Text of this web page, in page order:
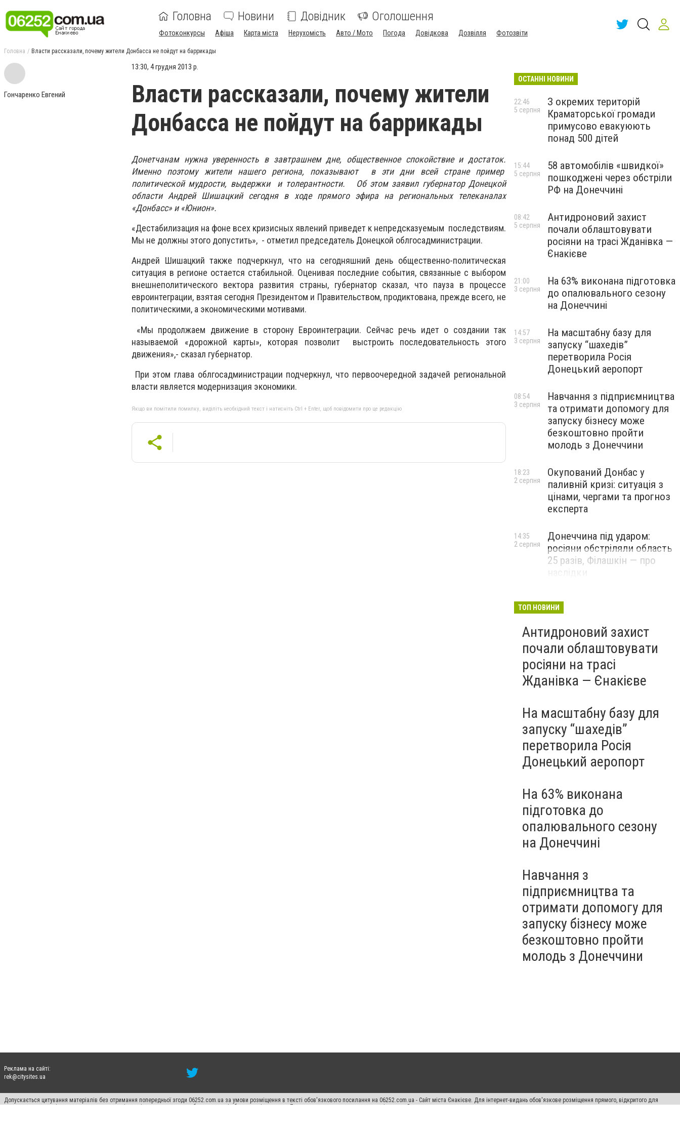
Головна Новини Довідник Оголошення
Фотоконкурсы Афіша Карта міста Нерухомість Авто / Мото Погода Довідкова Дозвілля Фотозвіти
Головна Власти рассказали, почему жители Донбасса не пойдут на баррикады
Гончаренко Евгений
13:30, 4 грудня 2013 р.
Власти рассказали, почему жители
Донбасса не пойдут на баррикады
Донетчанам нужна уверенность в завтрашнем дне, общественное спокойствие и достаток.
Именно поэтому жители нашего региона, показывают в эти дни всей стране пример
политической мудрости, выдержки и толерантности. Об этом заявил губернатор Донецкой
области Андрей Шишацкий сегодня в ходе прямого эфира на региональных телеканалах
«Донбасс» и «Юнион».
«Дестабилизация на фоне всех кризисных явлений приведет к непредсказуемым последствиям.
Мы не должны этого допустить», - отметил председатель Донецкой облгосадминистрации.
Андрей Шишацкий также подчеркнул, что на сегодняшний день общественно-политическая
ситуация в регионе остается стабильной. Оценивая последние события, связанные с выбором
внешнеполитического вектора развития страны, губернатор сказал, что пауза в процессе
евроинтеграции, взятая сегодня Президентом и Правительством, продиктована, прежде всего, не
политическими, а экономическими мотивами.
«Мы продолжаем движение в сторону Евроинтеграции. Сейчас речь идет о создании так
называемой «дорожной карты», которая позволит выстроить последовательность этого
движения»,- сказал губернатор.
При этом глава облгосадминистрации подчеркнул, что первоочередной задачей региональной
власти является модернизация экономики.
Якщо ви помітили помилку, виділіть необхідний текст і натисніть Ctrl + Enter, щоб повідомити про це редакцію
ОСТАННІ НОВИНИ
З окремих територій
Краматорської громади
примусово евакуюють
понад 500 дітей
22:46
5 серпня
58 автомобілів «швидкої»
пошкоджені через обстріли
РФ на Донеччині
15:44
5 серпня
Антидроновий захист
почали облаштовувати
росіяни на трасі Жданівка —
Єнакієве
08:42
5 серпня
На 63% виконана підготовка
до опалювального сезону
на Донеччині
21:00
3 серпня
На масштабну базу для
запуску “шахедів”
перетворила Росія
Донецький аеропорт
14:57
3 серпня
Навчання з підприємництва
та отримати допомогу для
запуску бізнесу може
безкоштовно пройти
молодь з Донеччини
08:54
3 серпня
Окупований Донбас у
паливній кризі: ситуація з
цінами, чергами та прогноз
експерта
18:23
2 серпня
Донеччина під ударом:
росіяни обстріляли область
25 разів, Філашкін — про
14:35
2 серпня
ТОП НОВИНИ
Антидроновий захист
почали облаштовувати
росіяни на трасі
Жданівка — Єнакієве
На масштабну базу для
запуску “шахедів”
перетворила Росія
Донецький аеропорт
На 63% виконана
підготовка до
опалювального сезону
на Донеччині
Навчання з
підприємництва та
отримати допомогу для
запуску бізнесу може
безкоштовно пройти
молодь з Донеччини
Реклама на сайті:
rek@citysites.ua
Допускається цитування матеріалів без отримання попередньої згоди 06252.com.ua за умови розміщення в тексті обов'язкового посилання на 06252.com.ua - Сайт міста Єнакієве. Для інтернет-видань обов'язкове розміщення прямого, відкритого для
пошукових систем гіперпосилання на цитовані статті не нижче другого абзацу в тексті або в якості джерела. Порушення виняткових прав переслідується Законом.